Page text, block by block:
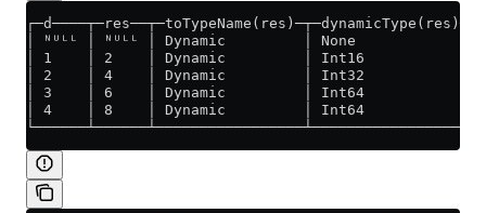
┌─d────┬─res──┬─toTypeName(res)─┬─dynamicType(res)─┐
│ ᴺᵁᴸᴸ │ ᴺᵁᴸᴸ │ Dynamic         │ None             │
│ 1    │ 2    │ Dynamic         │ Int16            │
│ 2    │ 4    │ Dynamic         │ Int32            │
│ 3    │ 6    │ Dynamic         │ Int64            │
│ 4    │ 8    │ Dynamic         │ Int64            │
└──────┴──────┴─────────────────┴──────────────────┘